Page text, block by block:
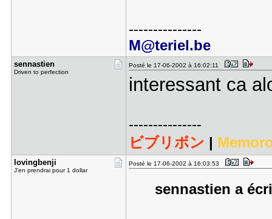
---------------
M@teriel.be
sennastien
Driven to perfection
Posté le 17-06-2002 à 16:02:11
interessant ca
---------------
ビブリボン |
lovingbenj​i
J'en prendrai pour 1 dollar
Posté le 17-06-2002 à 16:03:53
sennastien a